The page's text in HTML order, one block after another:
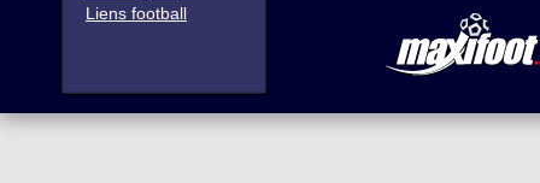
Liens football